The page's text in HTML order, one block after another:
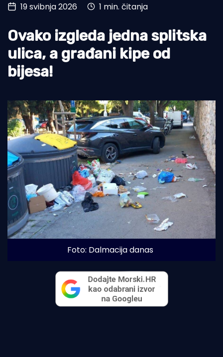
Turizam i nautika
Pomorstvo
Ribolov
Ekologija
19 svibnja 2026 1 min. čitanja
Ovako izgleda jedna splitska
ulica, a građani kipe od
bijesa!
Foto: Dalmacija danas